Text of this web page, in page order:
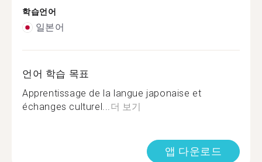
학습언어
일본어
언어 학습 목표
Apprentissage de la langue japonaise et
échanges culturel...더 보기
앱 다운로드